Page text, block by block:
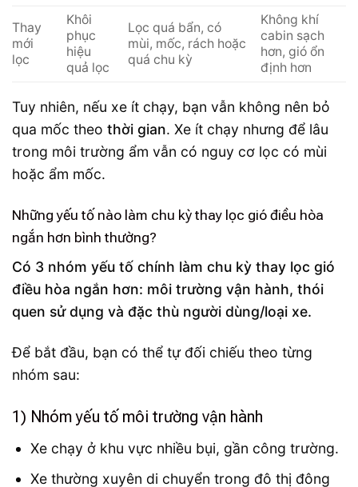
Thay
mới
lọc
Khôi
phục
hiệu
quả lọc
Lọc quá bẩn, có
mùi, mốc, rách hoặc
quá chu kỳ
Không khí
cabin sạch
hơn, gió ổn
định hơn
Tuy nhiên, nếu xe ít chạy, bạn vẫn không nên bỏ
qua mốc theo thời gian. Xe ít chạy nhưng để lâu
trong môi trường ẩm vẫn có nguy cơ lọc có mùi
hoặc ẩm mốc.
Những yếu tố nào làm chu kỳ thay lọc gió điều hòa
ngắn hơn bình thường?
Có 3 nhóm yếu tố chính làm chu kỳ thay lọc gió
điều hòa ngắn hơn: môi trường vận hành, thói
quen sử dụng và đặc thù người dùng/loại xe.
Để bắt đầu, bạn có thể tự đối chiếu theo từng
nhóm sau:
1) Nhóm yếu tố môi trường vận hành
Xe chạy ở khu vực nhiều bụi, gần công trường.
Xe thường xuyên di chuyển trong đô thị đông